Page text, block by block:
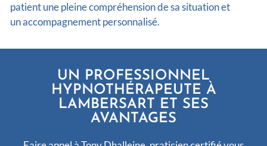
patient une pleine compréhension de sa situation et
un accompagnement personnalisé.
UN PROFESSIONNEL
HYPNOTHÉRAPEUTE À
LAMBERSART ET SES
AVANTAGES